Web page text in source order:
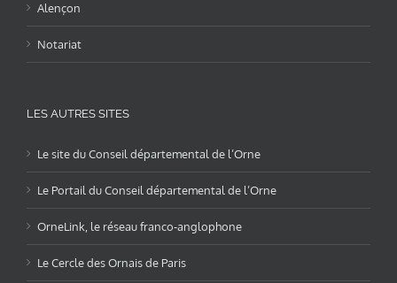
Alençon
Notariat
LES AUTRES SITES
Le site du Conseil départemental de l’Orne
Le Portail du Conseil départemental de l’Orne
OrneLink, le réseau franco-anglophone
Le Cercle des Ornais de Paris